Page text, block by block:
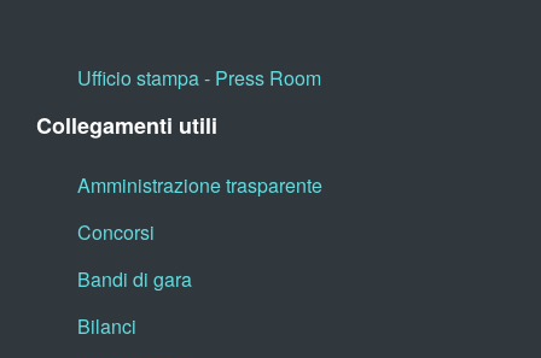
Ufficio stampa - Press Room
Collegamenti utili
Amministrazione trasparente
Concorsi
Bandi di gara
Bilanci